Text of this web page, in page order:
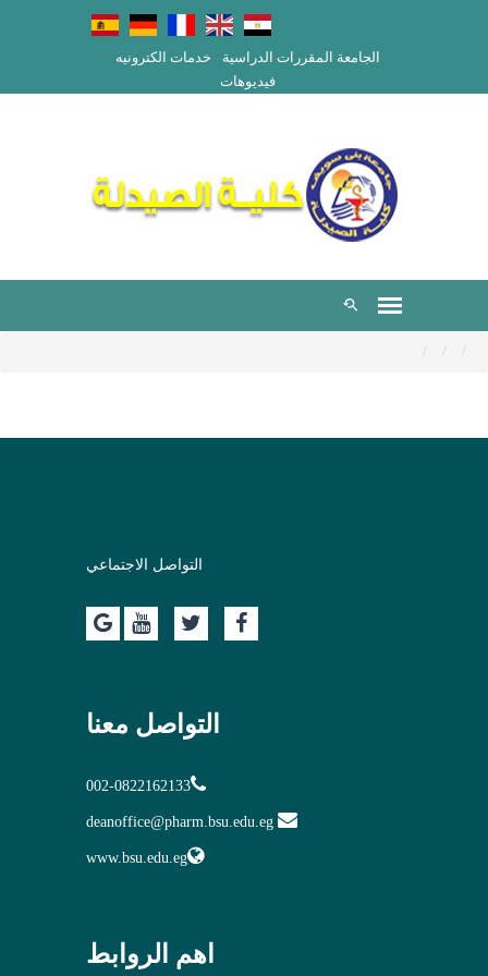
الجامعة المقررات الدراسية
خدمات الكترونيه
فيديوهات
التواصل الاجتماعي
التواصل معنا
002-0822162133
www.bsu.edu.eg
اهم الروابط